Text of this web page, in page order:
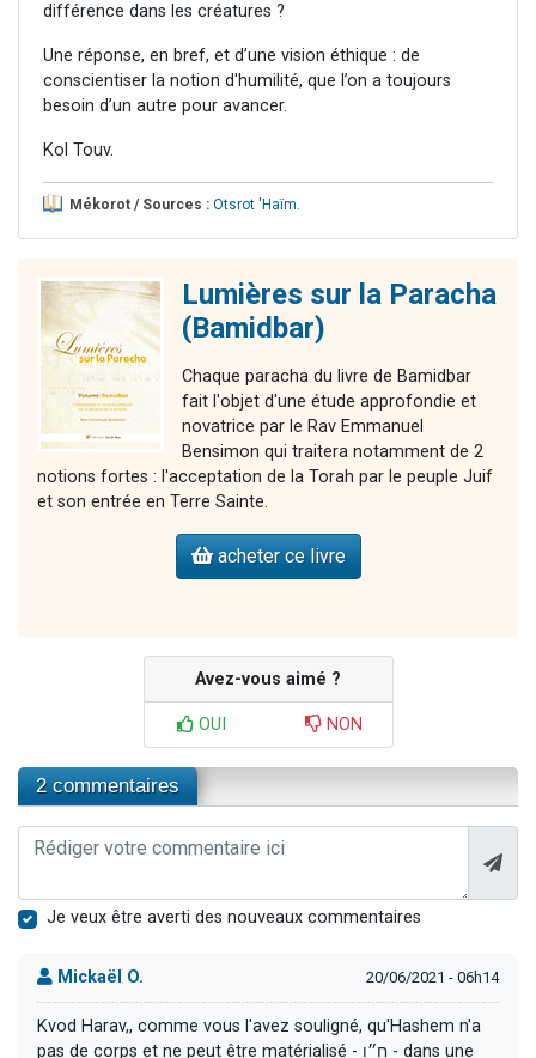
différence dans les créatures ?
Une réponse, en bref, et d’une vision éthique : de
conscientiser la notion d'humilité, que l’on a toujours
besoin d’un autre pour avancer.
Kol Touv.
Mékorot / Sources : Otsrot 'Haïm.
Lumières sur la Paracha
(Bamidbar)
Chaque paracha du livre de Bamidbar
fait l'objet d'une étude approfondie et
novatrice par le Rav Emmanuel
Bensimon qui traitera notamment de 2
notions fortes : l'acceptation de la Torah par le peuple Juif
et son entrée en Terre Sainte.
acheter ce livre
Avez-vous aimé ?
OUI NON
2 commentaires
Je veux être averti des nouveaux commentaires
Mickaël O. 20/06/2021 - 06h14
Kvod Harav,, comme vous l'avez souligné, qu'Hashem n'a
pas de corps et ne peut être matérialisé - ח״ו - dans une